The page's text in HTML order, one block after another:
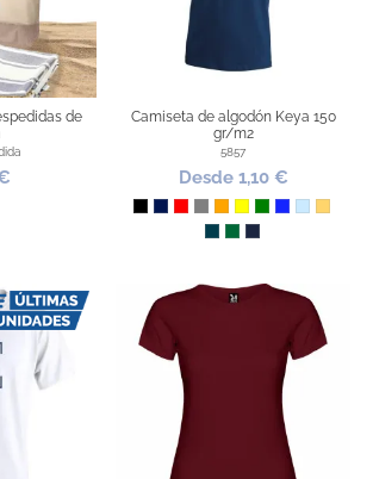
de
Camiseta de algodón Keya 150
gr/m2
5857
Desde 1,10 €
NegroMarino
RojoGrisNaranja
Amarillo
VerdeAzul Royal
Azul Claro
Dorado
Gris Oscuro
Verde botella
Marino oscuro